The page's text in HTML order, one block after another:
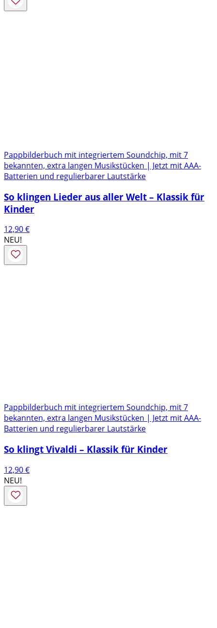
Pappbilderbuch mit integriertem Soundchip, mit 7
bekannten, extra langen Musikstücken | Jetzt mit AAA-
Batterien und regulierbarer Lautstärke
So klingen Lieder aus aller Welt – Klassik für
Kinder
12,90€
NEU!
Pappbilderbuch mit integriertem Soundchip, mit 7
bekannten, extra langen Musikstücken | Jetzt mit AAA-
Batterien und regulierbarer Lautstärke
So klingt Vivaldi – Klassik für Kinder
12,90€
NEU!